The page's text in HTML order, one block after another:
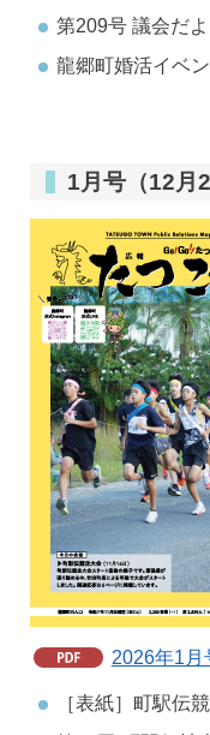
第209号 議会だよ
龍郷町婚活イベ
1月号（12月
2026年1月
［表紙］町駅伝